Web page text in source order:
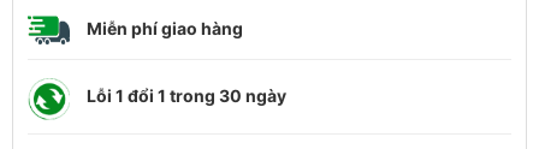
Miễn phí giao hàng
Lỗi 1 đổi 1 trong 30 ngày